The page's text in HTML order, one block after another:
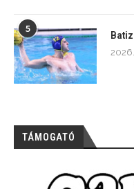
5
TÁMOGATÓ